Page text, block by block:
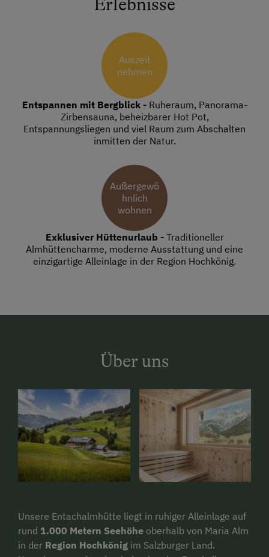
Erlebnisse
Auszeit
nehmen
Entspannen mit Bergblick - Ruheraum, Panorama-
Zirbensauna, beheizbarer Hot Pot,
Entspannungsliegen und viel Raum zum Abschalten
inmitten der Natur.
Außergewö
hnlich
wohnen
Exklusiver Hüttenurlaub - Traditioneller
Almhüttencharme, moderne Ausstattung und eine
einzigartige Alleinlage in der Region Hochkönig.
Über uns
Unsere Entachalmhütte liegt in ruhiger Alleinlage auf
rund 1.000 Metern Seehöhe oberhalb von Maria Alm
in der Region Hochkönig im Salzburger Land.